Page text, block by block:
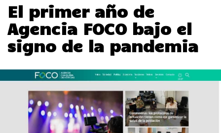
El primer año de
Agencia FOCO bajo el
signo de la pandemia